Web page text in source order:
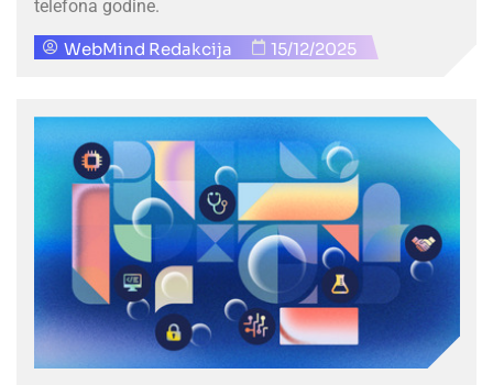
telefona godine.
WebMind Redakcija 15/12/2025